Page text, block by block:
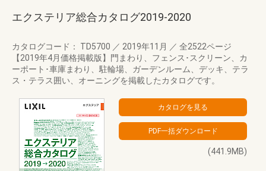
エクステリア総合カタログ2019-2020
カタログコード： TD5700 ／ 2019年11月 ／ 全2522ページ
【2019年4月価格掲載版】門まわり、フェンス･スクリーン、カ
ーポート･車庫まわり、駐輪場、ガーデンルーム、デッキ、テラ
ス・テラス囲い、オーニングを掲載したカタログです。
(441.9MB)